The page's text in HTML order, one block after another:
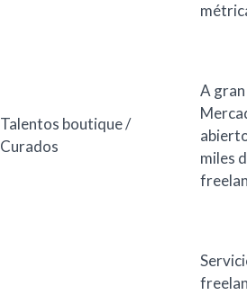
Talentos boutique /
Curados
A
miles